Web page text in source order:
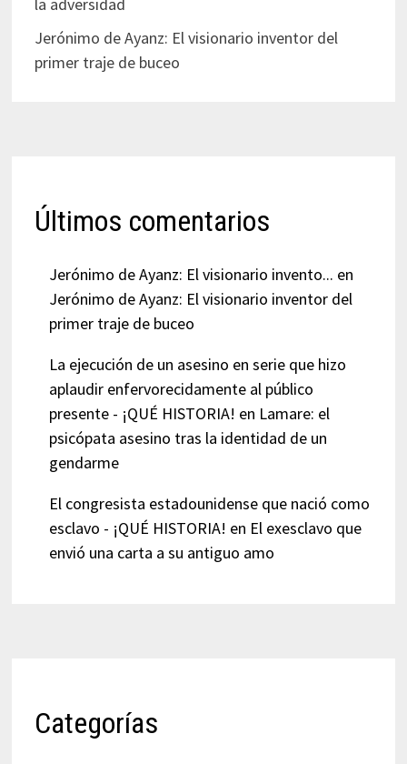
Jerónimo de Ayanz: El visionario inventor del
primer traje de buceo
Últimos comentarios
Jerónimo de Ayanz: El visionario invento... en
Jerónimo de Ayanz: El visionario inventor del
primer traje de buceo
La ejecución de un asesino en serie que hizo
aplaudir enfervorecidamente al público
presente - ¡QUÉ HISTORIA! en Lamare: el
psicópata asesino tras la identidad de un
gendarme
El congresista estadounidense que nació como
esclavo - ¡QUÉ HISTORIA! en El exesclavo que
envió una carta a su antiguo amo
Categorías